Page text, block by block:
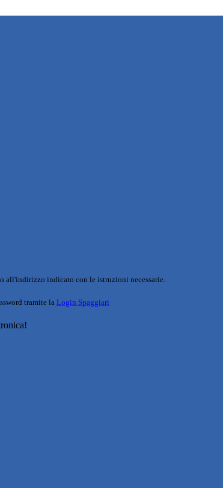
all'indirizzo indicato con le istruzioni necessarie.
tramite la Login Spaggiari